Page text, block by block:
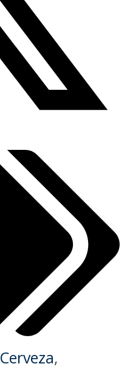
Cerveza,